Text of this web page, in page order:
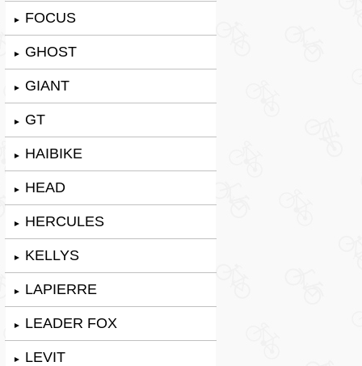
► FOCUS
► GHOST
► GIANT
► GT
► HAIBIKE
► HEAD
► HERCULES
► KELLYS
► LAPIERRE
► LEADER FOX
► LEVIT